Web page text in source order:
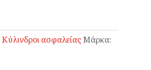
Κύλινδροι ασφαλείαςΜάρκα: